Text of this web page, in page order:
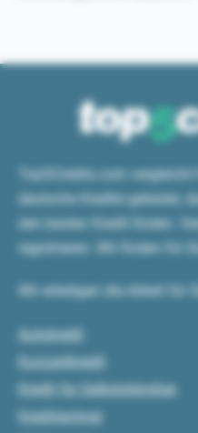
Top5Credits.com
deutsche Kredite getestet,
den besten Kredit finden.
registrieren. Wir finden für
Wir erledigen die Arbeit für
Autokredit
Kurzzeitkredit
Kredit für Selbstständige
Kreditrechner